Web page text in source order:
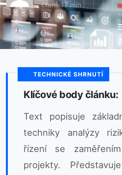
čtení: 17 min
TECHNICKÉ SHRNUTÍ
Klíčové body článku:
Text popisuje
techniky analýzy
řízení se
projekty.